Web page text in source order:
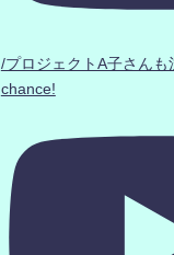
/プロジェクトA子さん
chance!